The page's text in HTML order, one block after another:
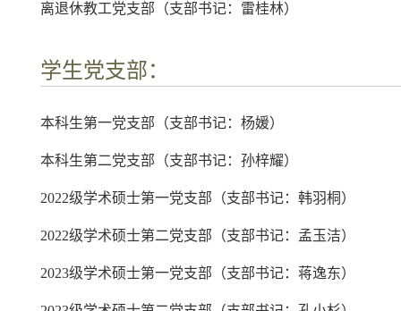
离退休教工党支部（支部书记：雷桂林）
学生党支部：
本科生第一党支部（支部书记：杨媛）
本科生第二党支部（支部书记：孙梓耀）
2022级学术硕士第一党支部（支部书记：韩羽桐）
2022级学术硕士第二党支部（支部书记：孟玉洁）
2023级学术硕士第一党支部（支部书记：蒋逸东）